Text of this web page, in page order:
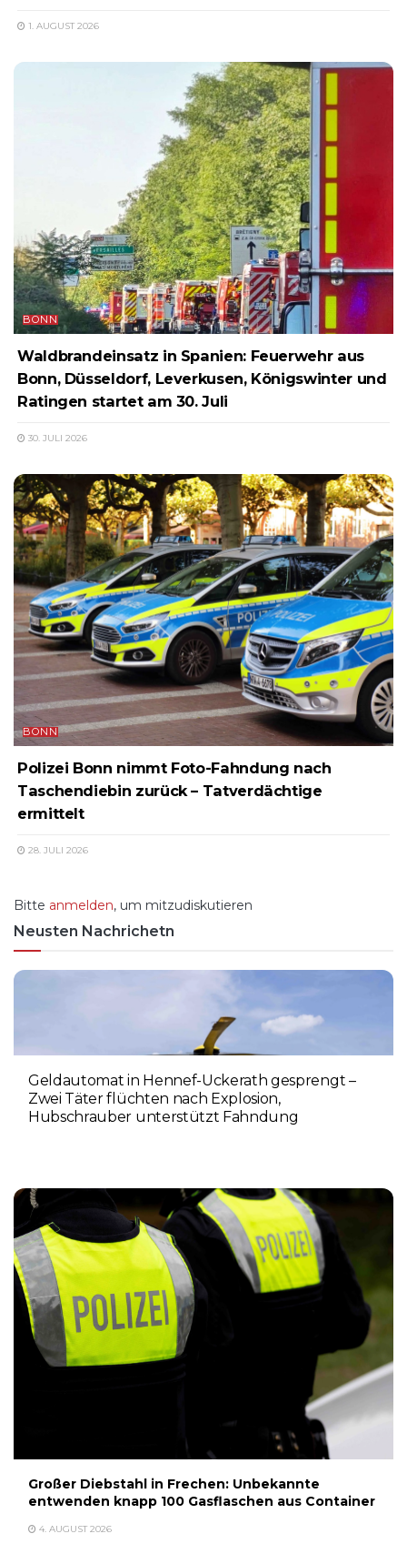
1. AUGUST 2026
BONN
Waldbrandeinsatz in Spanien: Feuerwehr aus
Bonn, Düsseldorf, Leverkusen, Königswinter und
Ratingen startet am 30. Juli
30. JULI 2026
BONN
Polizei Bonn nimmt Foto-Fahndung nach
Taschendiebin zurück – Tatverdächtige
ermittelt
28. JULI 2026
Bitte anmelden, um mitzudiskutieren
Neusten Nachrichetn
Geldautomat in Hennef-Uckerath gesprengt –
Zwei Täter flüchten nach Explosion,
Hubschrauber unterstützt Fahndung
Großer Diebstahl in Frechen: Unbekannte
entwenden knapp 100 Gasflaschen aus Container
4. AUGUST 2026